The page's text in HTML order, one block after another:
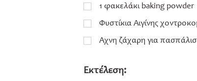
1 φακελάκι baking powder
Φυστίκια Αιγίνης
Άχνη ζάχαρη για
Εκτέλεση: